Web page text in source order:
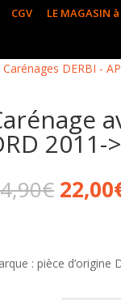
CGV LE MAGASIN
Carénages DERBI -
2011->
€ Le
prix
22,00
: pièce d’origine